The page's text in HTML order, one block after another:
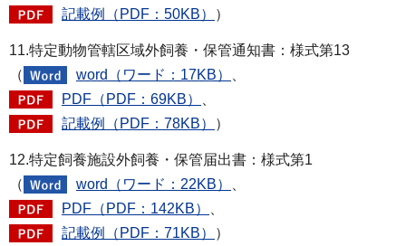
記載例（PDF：50KB） ）
11.特定動物管轄区域外飼養・保管通知書：様式第13
（
word（ワード：17KB）
PDF（PDF：69KB）
記載例（PDF：78KB）
）
12.特定飼養施設外飼養・保管届出書：様式第1
（
word（ワード：22KB）
PDF（PDF：142KB）
記載例（PDF：71KB）
）